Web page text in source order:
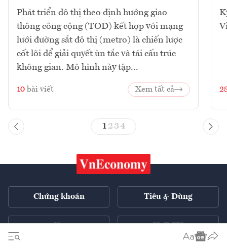
Phát triển đô thị theo định hướng giao
thông công cộng (TOD) kết hợp với mạng
lưới đường sắt đô thị (metro) là chiến lược
cốt lõi để giải quyết ùn tắc và tái cấu trúc
không gian. Mô hình này tập...
10 bài viết Xem tất cả
1 23 4
Chứng khoán Tiêu & Dùng
Xe VnE TV